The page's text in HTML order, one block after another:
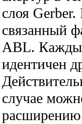
слоя
связанный
ABL.
идентичен
случае